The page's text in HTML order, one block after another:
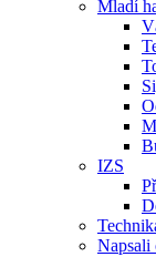
Mladí
IZS
Napsali